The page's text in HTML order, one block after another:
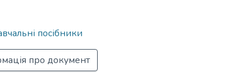
посібники
про документ